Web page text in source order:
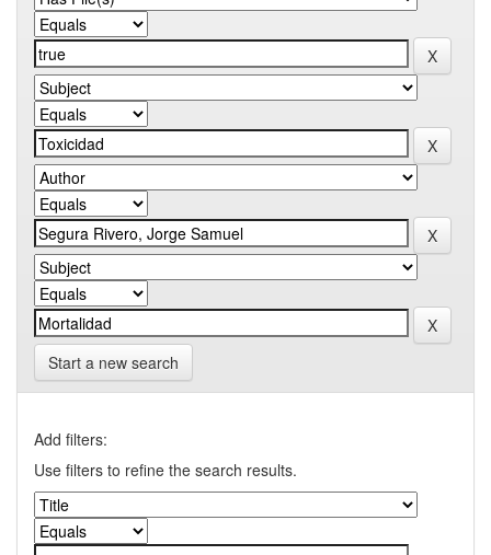
Start a new search
Add filters:
Use filters to refine the search results.